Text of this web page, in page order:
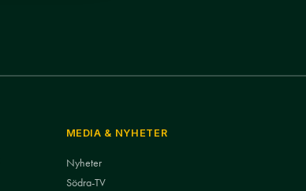
MEDIA & NYHETER
Nyheter
Södra-TV